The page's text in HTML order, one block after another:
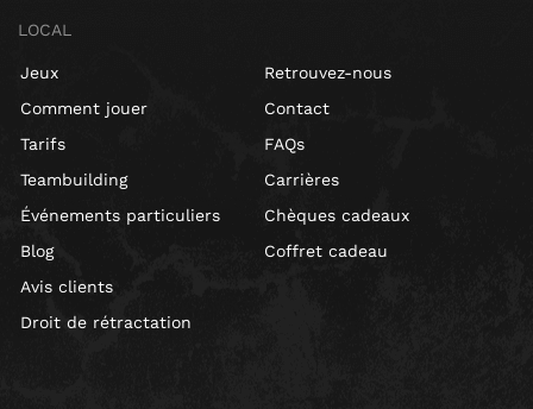
LOCAL
Jeux
Comment jouer
Tarifs
Teambuilding
Événements particuliers
Blog
Avis clients
Droit de rétractation
Retrouvez-nous
Contact
FAQs
Carrières
Chèques cadeaux
Coffret cadeau